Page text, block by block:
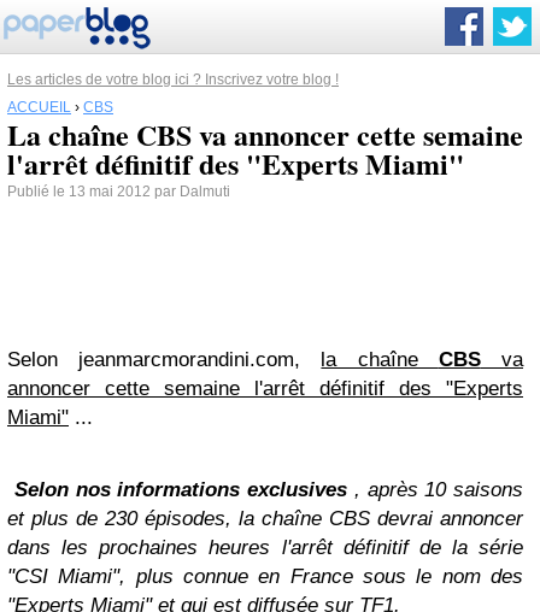
Les articles de votre blog ici ? Inscrivez votre blog !
ACCUEIL › CBS
La chaîne CBS va annoncer cette semaine
l'arrêt définitif des "Experts Miami"
Publié le 13 mai 2012 par Dalmuti
Selon jeanmarcmorandini.com, la chaîne CBSva
annoncer cette semaine l'arrêt définitif des "Experts
Miami" ...
Selon nos informations exclusives , après 10 saisons
et plus de 230 épisodes, la chaîne CBS devrai annoncer
dans les prochaines heures l'arrêt définitif de la série
"CSI Miami", plus connue en France sous le nom des
"Experts Miami" et qui est diffusée sur TF1.